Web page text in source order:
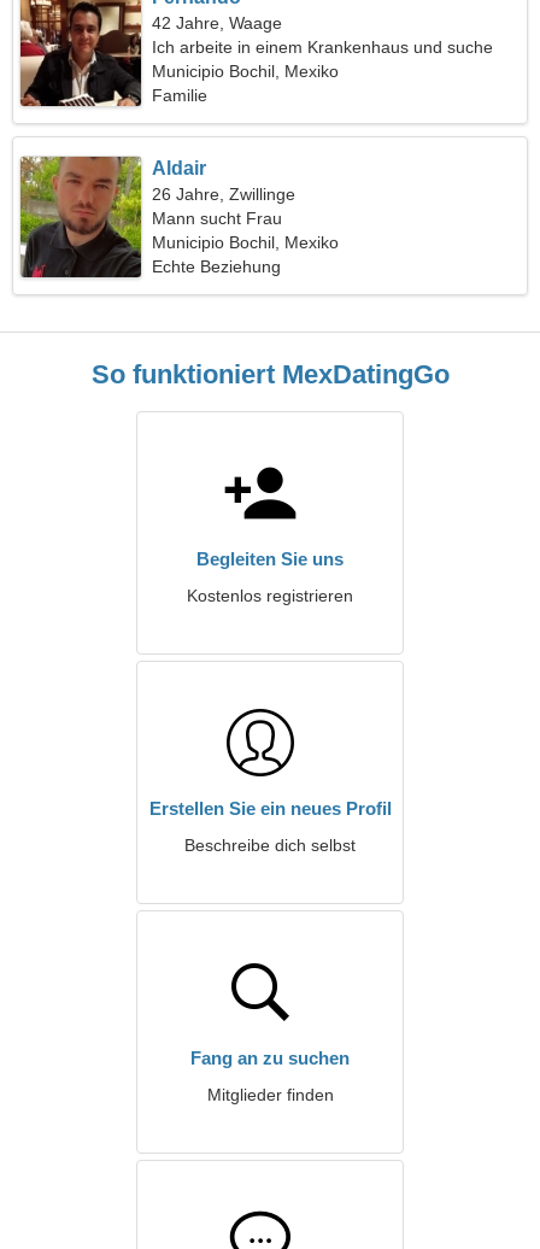
42 Jahre, Waage
Ich arbeite in einem Krankenhaus und suche
eine energische Frau
Municipio Bochil, Mexiko
Familie
Aldair
26 Jahre, Zwillinge
Mann sucht Frau
Municipio Bochil, Mexiko
Echte Beziehung
So funktioniert MexDatingGo
Begleiten Sie uns
Kostenlos registrieren
Erstellen Sie ein neues Profil
Beschreibe dich selbst
Fang an zu suchen
Mitglieder finden